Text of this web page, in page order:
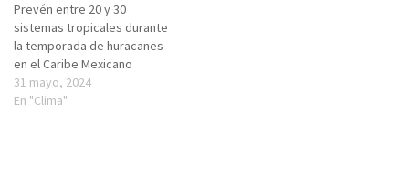
Prevén entre 20 y 30
sistemas tropicales durante
la temporada de huracanes
en el Caribe Mexicano
31 mayo, 2024
En "Clima"